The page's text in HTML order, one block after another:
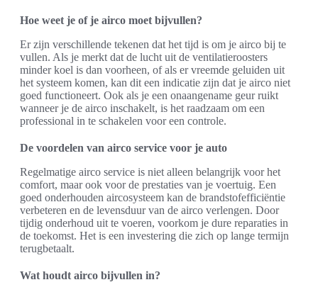
Hoe weet je of je airco moet bijvullen?
Er zijn verschillende tekenen dat het tijd is om je airco bij te
vullen. Als je merkt dat de lucht uit de ventilatieroosters
minder koel is dan voorheen, of als er vreemde geluiden uit
het systeem komen, kan dit een indicatie zijn dat je airco niet
goed functioneert. Ook als je een onaangename geur ruikt
wanneer je de airco inschakelt, is het raadzaam om een
professional in te schakelen voor een controle.
De voordelen van airco service voor je auto
Regelmatige airco service is niet alleen belangrijk voor het
comfort, maar ook voor de prestaties van je voertuig. Een
goed onderhouden aircosysteem kan de brandstofefficiëntie
verbeteren en de levensduur van de airco verlengen. Door
tijdig onderhoud uit te voeren, voorkom je dure reparaties in
de toekomst. Het is een investering die zich op lange termijn
terugbetaalt.
Wat houdt airco bijvullen in?